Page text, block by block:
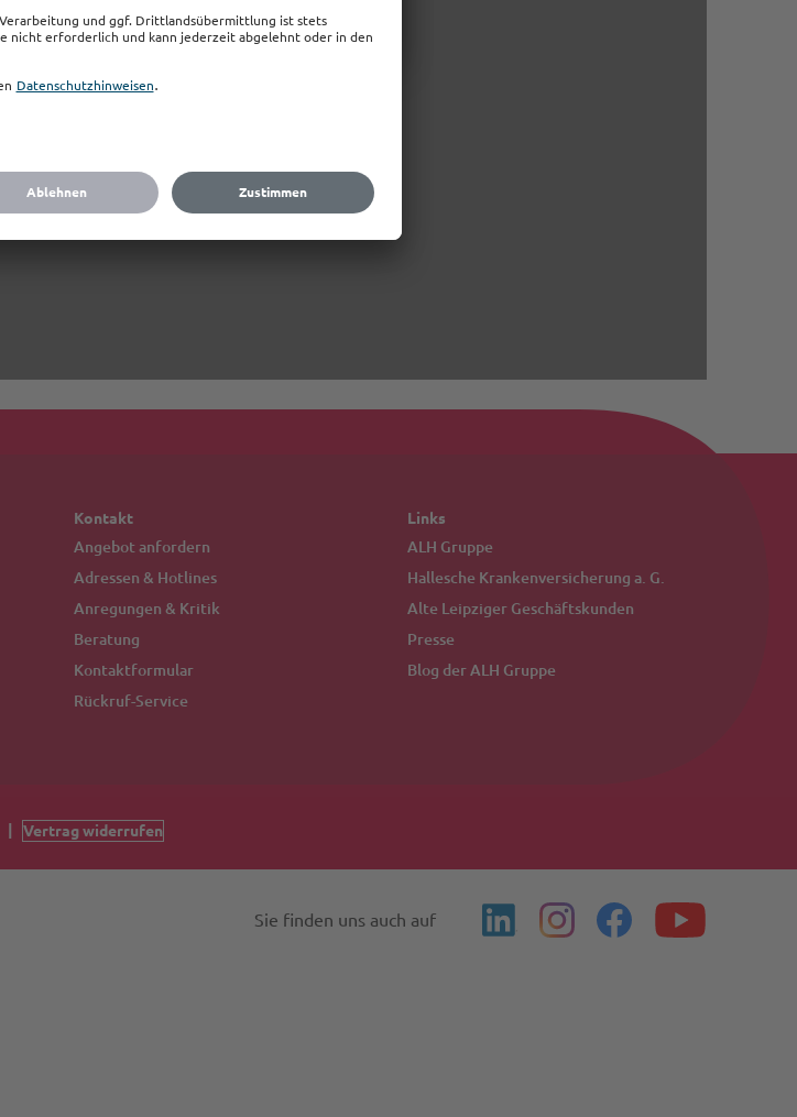
Kontakt
Angebot anfordern
Adressen & Hotlines
Anregungen & Kritik
Beratung
Kontaktformular
Rückruf-Service
Links
ALH Gruppe
Hallesche Krankenversicherung a. G.
Alte Leipziger Geschäftskunden
Presse
Blog der ALH Gruppe
Vertrag widerrufen
Sie finden uns auch auf